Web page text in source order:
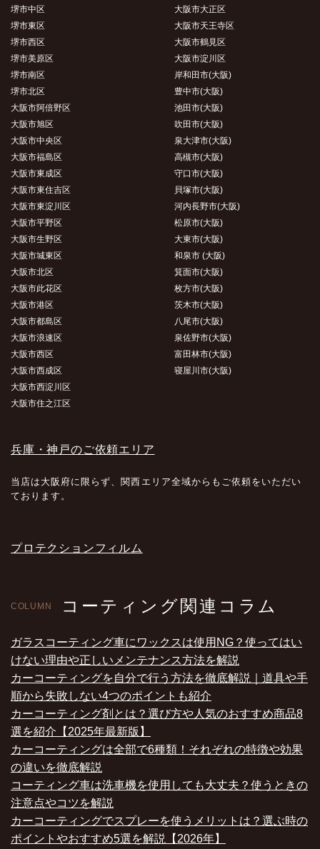
堺市中区
堺市東区
堺市西区
堺市美原区
堺市南区
堺市北区
大阪市阿倍野区
大阪市旭区
大阪市中央区
大阪市福島区
大阪市東成区
大阪市東住吉区
大阪市東淀川区
大阪市平野区
大阪市生野区
大阪市城東区
大阪市北区
大阪市此花区
大阪市港区
大阪市都島区
大阪市浪速区
大阪市西区
大阪市西成区
大阪市西淀川区
大阪市住之江区
大阪市大正区
大阪市天王寺区
大阪市鶴見区
大阪市淀川区
岸和田市(大阪)
豊中市(大阪)
池田市(大阪)
吹田市(大阪)
泉大津市(大阪)
高槻市(大阪)
守口市(大阪)
貝塚市(大阪)
河内長野市(大阪)
松原市(大阪)
大東市(大阪)
和泉市 (大阪)
箕面市(大阪)
枚方市(大阪)
茨木市(大阪)
八尾市(大阪)
泉佐野市(大阪)
富田林市(大阪)
寝屋川市(大阪)
兵庫・神戸のご依頼エリア
当店は大阪府に限らず、関西エリア全域からもご依頼をいただい
ております。
プロテクションフィルム
COLUMN コーティング関連コラム
ガラスコーティング車にワックスは使用NG？使ってはい
けない理由や正しいメンテナンス方法を解説
カーコーティングを自分で行う方法を徹底解説｜道具や手
順から失敗しない4つのポイントも紹介
カーコーティング剤とは？選び方や人気のおすすめ商品8
選を紹介【2025年最新版】
カーコーティングは全部で6種類！それぞれの特徴や効果
の違いを徹底解説
コーティング車は洗車機を使用しても大丈夫？使うときの
注意点やコツを解説
カーコーティングでスプレーを使うメリットは？選ぶ時の
ポイントやおすすめ5選を解説【2026年】